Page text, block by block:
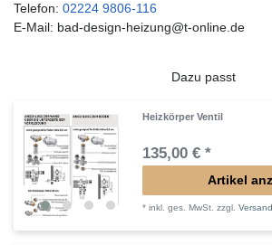
Telefon: 02224 9806-116
E-Mail: bad-design-heizung@t-online.de
Dazu passt
Heizkörper Ventil
135,00 € *
Artikel
*inkl. ges. MwSt. zzgl.